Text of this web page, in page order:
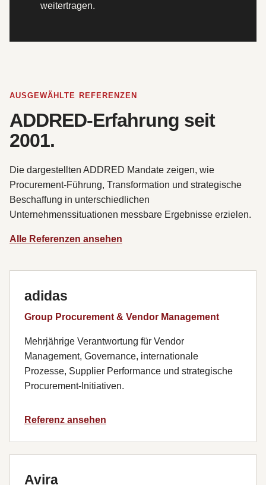
weitertragen.
AUSGEWÄHLTE REFERENZEN
ADDRED-Erfahrung seit
2001.
Die dargestellten ADDRED Mandate zeigen, wie
Procurement-Führung, Transformation und strategische
Beschaffung in unterschiedlichen
Unternehmenssituationen messbare Ergebnisse erzielen.
Alle Referenzen ansehen
adidas
Group Procurement & Vendor Management
Mehrjährige Verantwortung für Vendor
Management, Governance, internationale
Prozesse, Supplier Performance und strategische
Procurement-Initiativen.
Referenz ansehen
Avira